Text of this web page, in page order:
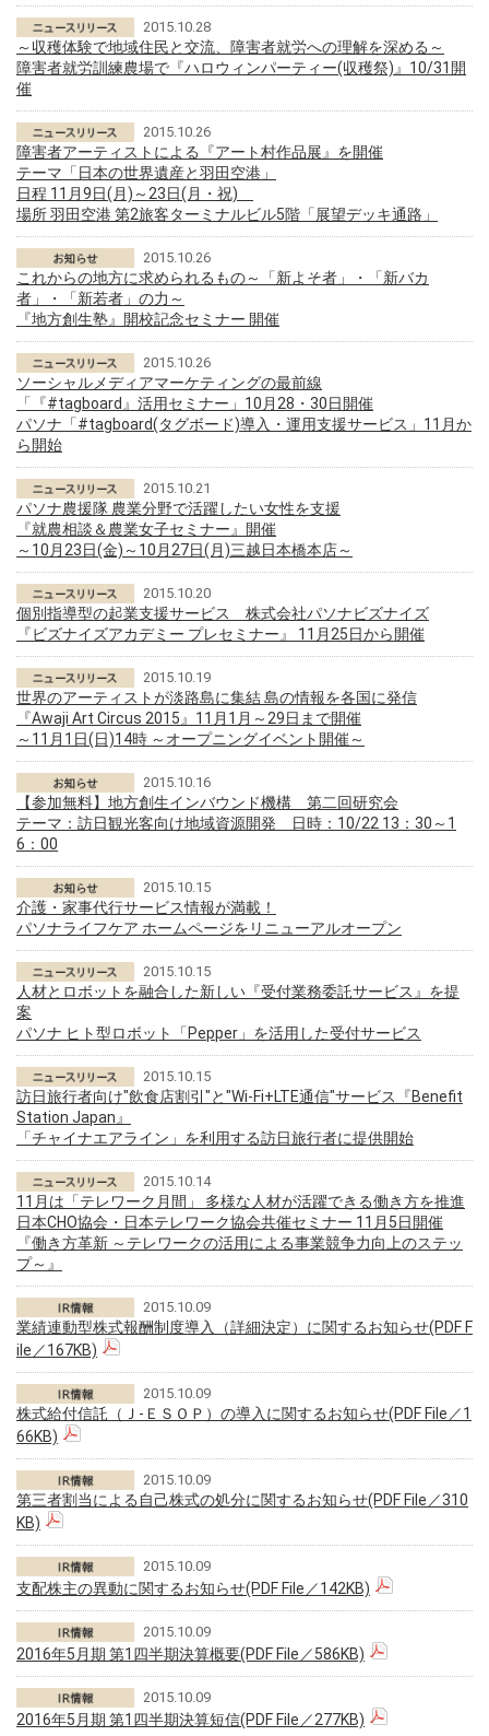
2015.10.28
～収穫体験で地域住民と交流、障害者就労への理解を深める～
障害者就労訓練農場で『ハロウィンパーティー(収穫祭)』10/31開
催
2015.10.26
障害者アーティストによる『アート村作品展』を開催
テーマ「日本の世界遺産と羽田空港」
日程 11月9日(月)～23日(月・祝)
場所 羽田空港 第2旅客ターミナルビル5階「展望デッキ通路」
2015.10.26
これからの地方に求められるもの～「新よそ者」・「新バカ
者」・「新若者」の力～
『地方創生塾』開校記念セミナー 開催
2015.10.26
ソーシャルメディアマーケティングの最前線
「『#tagboard』活用セミナー」10月28・30日開催
パソナ「#tagboard(タグボード)導入・運用支援サービス」11月か
ら開始
2015.10.21
パソナ農援隊 農業分野で活躍したい女性を支援
『就農相談＆農業女子セミナー』開催
～10月23日(金)～10月27日(月)三越日本橋本店～
2015.10.20
個別指導型の起業支援サービス 株式会社パソナビズナイズ
『ビズナイズアカデミー プレセミナー』 11月25日から開催
2015.10.19
世界のアーティストが淡路島に集結 島の情報を各国に発信
『Awaji Art Circus 2015』11月1月～29日まで開催
～11月1日(日)14時 ～オープニングイベント開催～
2015.10.16
【参加無料】地方創生インバウンド機構 第二回研究会
テーマ：訪日観光客向け地域資源開発 日時：10/22 13：30～1
6：00
2015.10.15
介護・家事代行サービス情報が満載！
パソナライフケア ホームページをリニューアルオープン
2015.10.15
人材とロボットを融合した新しい『受付業務委託サービス』を提
案
パソナ ヒト型ロボット「Pepper」を活用した受付サービス
2015.10.15
訪日旅行者向け"飲食店割引"と"Wi-Fi+LTE通信"サービス『Benefit
Station Japan』
「チャイナエアライン」を利用する訪日旅行者に提供開始
2015.10.14
11月は「テレワーク月間」 多様な人材が活躍できる働き方を推進
日本CHO協会・日本テレワーク協会共催セミナー 11月5日開催
『働き方革新 ～テレワークの活用による事業競争力向上のステッ
プ～』
2015.10.09
業績連動型株式報酬制度導入（詳細決定）に関するお知らせ(PDF F
ile／167KB)
2015.10.09
株式給付信託（Ｊ-ＥＳＯＰ）の導入に関するお知らせ(PDF File／1
66KB)
2015.10.09
第三者割当による自己株式の処分に関するお知らせ(PDF File／310
KB)
2015.10.09
支配株主の異動に関するお知らせ(PDF File／142KB)
2015.10.09
2016年5月期 第1四半期決算概要(PDF File／586KB)
2015.10.09
2016年5月期 第1四半期決算短信(PDF File／277KB)